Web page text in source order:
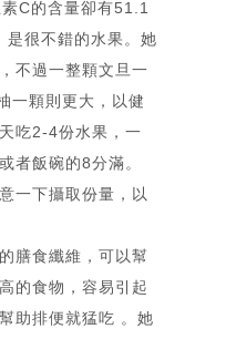
C的含量卻有51.1
很不錯的水果。她
不過一整顆文旦一
一顆則更大，以健
吃2-4份水果，一
者飯碗的8分滿。
一下攝取份量，以
膳食纖維，可以幫
的食物，容易引起
助排便就猛吃 。她